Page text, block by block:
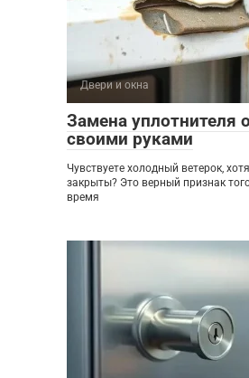
Двери и окна
Замена уплотнителя
своими руками
Чувствуете холодный ветерок,
закрыты? Это верный признак
время